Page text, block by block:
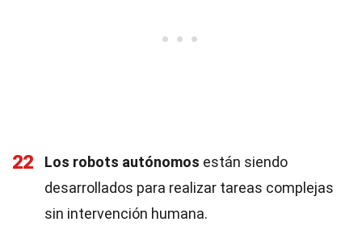
22 Los robots autónomos están siendo
desarrollados para realizar tareas complejas
sin intervención humana.